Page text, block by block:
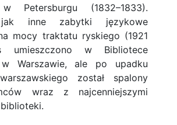
Petersburgu (1832–1833).
jak inne zabytki językowe
mocy traktatu ryskiego (1921
umieszczono w Bibliotece
Warszawie, ale po upadku
został spalony
wraz z najcenniejszymi